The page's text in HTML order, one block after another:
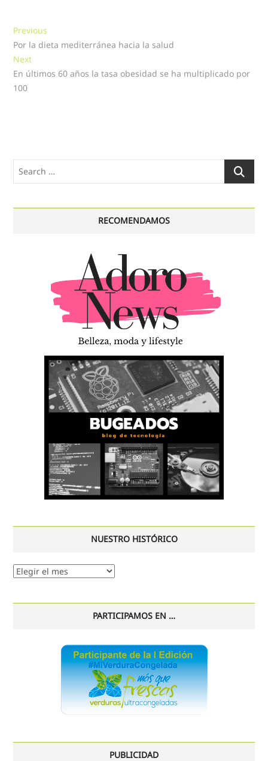
Navegación
de
entradas
Previous
post:
Por la dieta mediterránea hacia la salud
NextNext
post:
En últimos 60 años la tasa obesidad se ha multiplicado por
100
Search
RECOMENDAMOS
NUESTRO HISTÓRICO
Nuestro
PARTICIPAMOS EN …
PUBLICIDAD